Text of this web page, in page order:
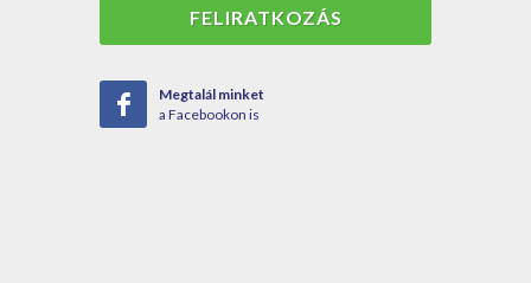
FELIRATKOZÁS
Megtalál minket
a Facebookon is